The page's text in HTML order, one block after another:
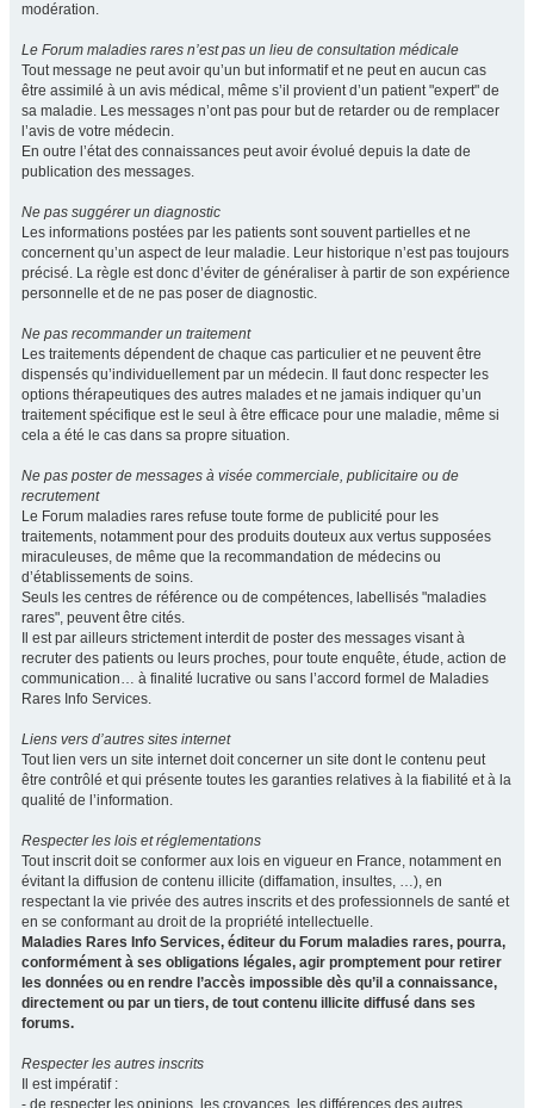
modération.
Le Forum maladies rares n’est pas un lieu de consultation médicale
Tout message ne peut avoir qu’un but informatif et ne peut en aucun cas
être assimilé à un avis médical, même s’il provient d’un patient "expert" de
sa maladie. Les messages n’ont pas pour but de retarder ou de remplacer
l’avis de votre médecin.
En outre l’état des connaissances peut avoir évolué depuis la date de
publication des messages.
Ne pas suggérer un diagnostic
Les informations postées par les patients sont souvent partielles et ne
concernent qu’un aspect de leur maladie. Leur historique n’est pas toujours
précisé. La règle est donc d’éviter de généraliser à partir de son expérience
personnelle et de ne pas poser de diagnostic.
Ne pas recommander un traitement
Les traitements dépendent de chaque cas particulier et ne peuvent être
dispensés qu’individuellement par un médecin. Il faut donc respecter les
options thérapeutiques des autres malades et ne jamais indiquer qu’un
traitement spécifique est le seul à être efficace pour une maladie, même si
cela a été le cas dans sa propre situation.
Ne pas poster de messages à visée commerciale, publicitaire ou de
recrutement
Le Forum maladies rares refuse toute forme de publicité pour les
traitements, notamment pour des produits douteux aux vertus supposées
miraculeuses, de même que la recommandation de médecins ou
d’établissements de soins.
Seuls les centres de référence ou de compétences, labellisés "maladies
rares", peuvent être cités.
Il est par ailleurs strictement interdit de poster des messages visant à
recruter des patients ou leurs proches, pour toute enquête, étude, action de
communication… à finalité lucrative ou sans l’accord formel de Maladies
Rares Info Services.
Liens vers d’autres sites internet
Tout lien vers un site internet doit concerner un site dont le contenu peut
être contrôlé et qui présente toutes les garanties relatives à la fiabilité et à la
qualité de l’information.
Respecter les lois et réglementations
Tout inscrit doit se conformer aux lois en vigueur en France, notamment en
évitant la diffusion de contenu illicite (diffamation, insultes, …), en
respectant la vie privée des autres inscrits et des professionnels de santé et
en se conformant au droit de la propriété intellectuelle.
Maladies Rares Info Services, éditeur du Forum maladies rares, pourra,
conformément à ses obligations légales, agir promptement pour retirer
les données ou en rendre l’accès impossible dès qu’il a connaissance,
directement ou par un tiers, de tout contenu illicite diffusé dans ses
forums.
Respecter les autres inscrits
Il est impératif :
- de respecter les opinions, les croyances, les différences des autres